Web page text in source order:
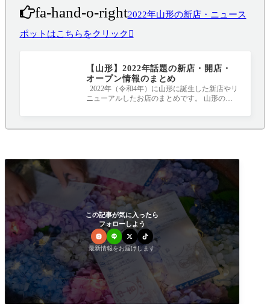
fa-hand-o-right2022年山形の新店・ニュース
ポットはこちらをクリック
【山形】2022年話題の新店・開店・
オープン情報のまとめ
2022年（令和4年）に山形に誕生した新店やリ
ニューアルしたお店のまとめです。 山形のニ
この記事が気に入ったら
フォローしよう
最新情報をお届けします